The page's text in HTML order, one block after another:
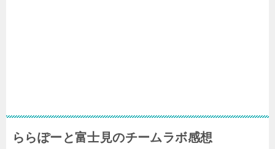
ららぽーと富士見のチームラボ感想